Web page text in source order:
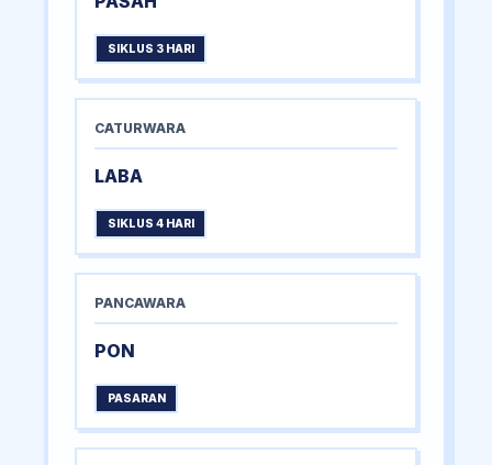
SIKLUS 3 HARI
CATURWARA
LABA
SIKLUS 4 HARI
PANCAWARA
PON
PASARAN